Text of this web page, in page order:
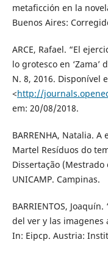
metaficción en la
Buenos Aires:
ARCE, Rafael. “El
lo grotesco en
N. 8, 2016. Disponível
<http://
em: 20/08/2018.
BARRENHA, Natalia.
Martel Resíduos do
Dissertação
UNICAMP. Campinas.
BARRIENTOS,
del ver y las imagenes
In: Eipcp. Austria: